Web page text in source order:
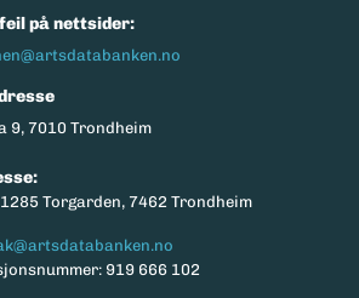
på nettsider:
9, 7010 Trondheim
Torgarden, 7462 Trondheim
919 666 102